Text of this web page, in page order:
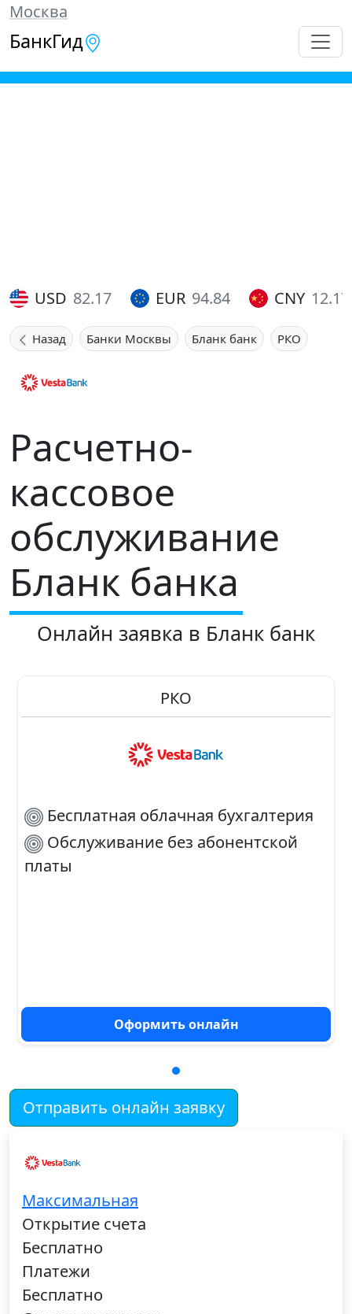
Москва
БанкГид
USD 82.17 EUR 94.84 CNY 12.17
Назад Банки Москвы Бланк банк РКО
Расчетно-
кассовое
обслуживание
Бланк банка
Онлайн заявка в Бланк банк
РКО
Бесплатная облачная бухгалтерия
Обслуживание без абонентской
платы
Оформить онлайн
Отправить онлайн заявку
Максимальная
Открытие счета
Бесплатно
Платежи
Бесплатно